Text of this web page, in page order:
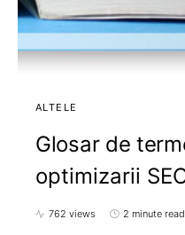
ALTELE
Glosar de
optimizarii
762 views 2 minute read